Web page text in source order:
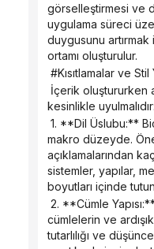
görselleştirmesi ve
uygulama süreci
duygusunu artırmak
ortamı oluşturulur.
#Kısıtlamalar ve
kesinlikle uyulmalıdır:
makro düzeyde.
açıklamalarından
sistemler, yapılar,
boyutları içinde
cümlelerin ve
tutarlılığı ve